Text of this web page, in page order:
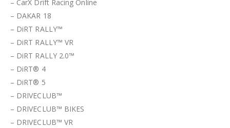
– CarX Drift Racing Online
– DAKAR 18
– DiRT RALLY™
– DiRT RALLY™ VR
– DiRT RALLY 2.0™
– DiRT® 4
– DiRT® 5
– DRIVECLUB™
– DRIVECLUB™ BIKES
– DRIVECLUB™ VR